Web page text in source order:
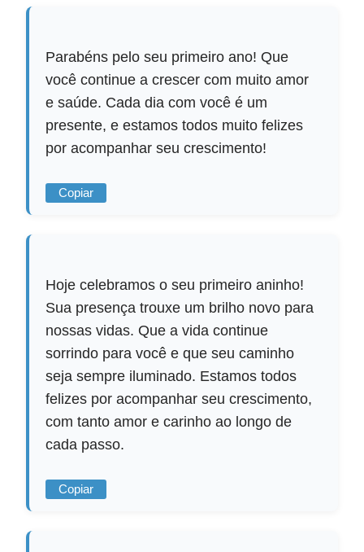
Parabéns pelo seu primeiro ano! Que
você continue a crescer com muito amor
e saúde. Cada dia com você é um
presente, e estamos todos muito felizes
por acompanhar seu crescimento!
Copiar
Hoje celebramos o seu primeiro aninho!
Sua presença trouxe um brilho novo para
nossas vidas. Que a vida continue
sorrindo para você e que seu caminho
seja sempre iluminado. Estamos todos
felizes por acompanhar seu crescimento,
com tanto amor e carinho ao longo de
cada passo.
Copiar